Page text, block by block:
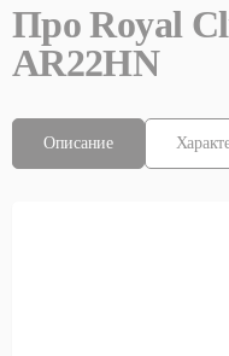
ПроRoyal
AR22HN
Описание